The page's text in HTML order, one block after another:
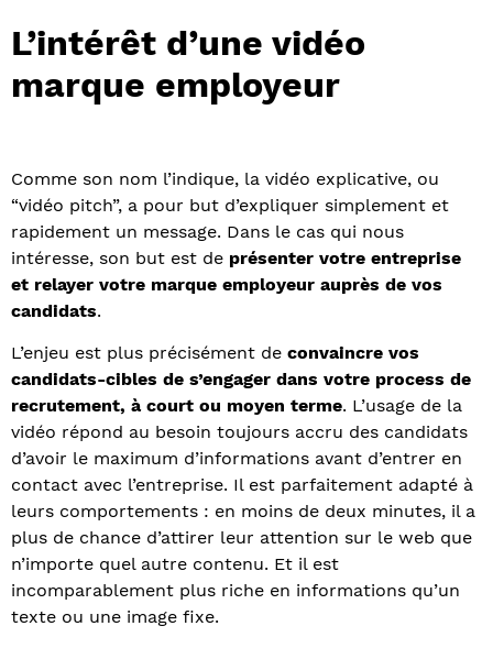
L’intérêt d’une vidéo
marque employeur
Comme son nom l’indique, la vidéo explicative, ou
“vidéo pitch”, a pour but d’expliquer simplement et
rapidement un message. Dans le cas qui nous
intéresse, son but est de présenter votre entreprise
et relayer votre marque employeur auprès de vos
candidats.
L’enjeu est plus précisément de convaincre vos
candidats-cibles de s’engager dans votre process de
recrutement, à court ou moyen terme. L’usage de la
vidéo répond au besoin toujours accru des candidats
d’avoir le maximum d’informations avant d’entrer en
contact avec l’entreprise. Il est parfaitement adapté à
leurs comportements : en moins de deux minutes, il a
plus de chance d’attirer leur attention sur le web que
n’importe quel autre contenu. Et il est
incomparablement plus riche en informations qu’un
texte ou une image fixe.